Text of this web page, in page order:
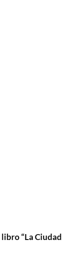
libro “La Ciudad